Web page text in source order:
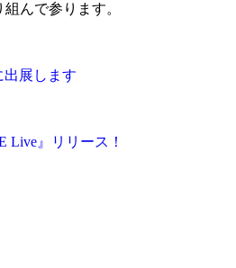
んで参ります。
出展します
Live』リリース！